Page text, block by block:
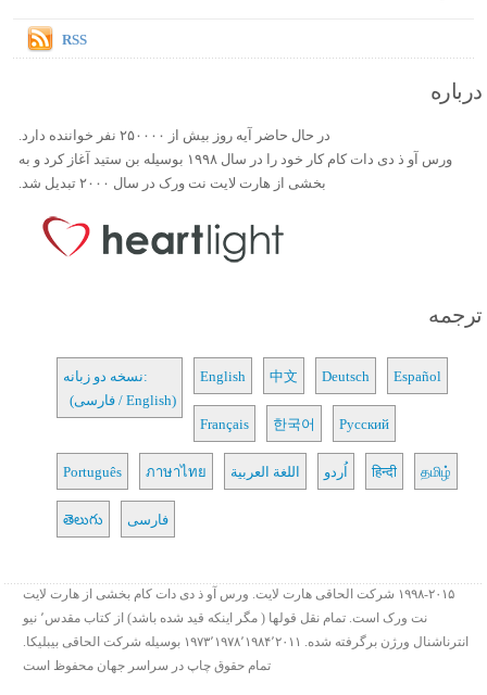
RSS
درباره
در حال حاضر آیه روز بیش از ۲۵۰۰۰۰ نفر خواننده دارد.
ورس آو ذ دی دات کام کار خود را در سال ۱۹۹۸ بوسیله بن ستید آغاز کرد و به
بخشی از هارت لایت نت ورک در سال ۲۰۰۰ تبدیل شد.
ترجمه
نسخه دو زبانه:
(فارسی / English)
English 中文 Deutsch Español
Français 한국어 Русский
Português ภาษาไทย اللغة العربية اُردو हिन्दी தமிழ்
తెలుగు فارسی
۱۹۹۸-۲۰۱۵ شرکت الحاقی هارت لایت. ورس آو ذ دی دات کام بخشی از هارت لایت
نت ورک است. تمام نقل قولها ( مگر اینکه قید شده باشد) از کتاب مقدس٬ نیو
انترناشنال ورژن برگرفته شده. ۱۹۷۳٬۱۹۷۸٬۱۹۸۴٬۲۰۱۱ بوسیله شرکت الحاقی بیبلیکا.
تمام حقوق چاپ در سراسر جهان محفوظ است